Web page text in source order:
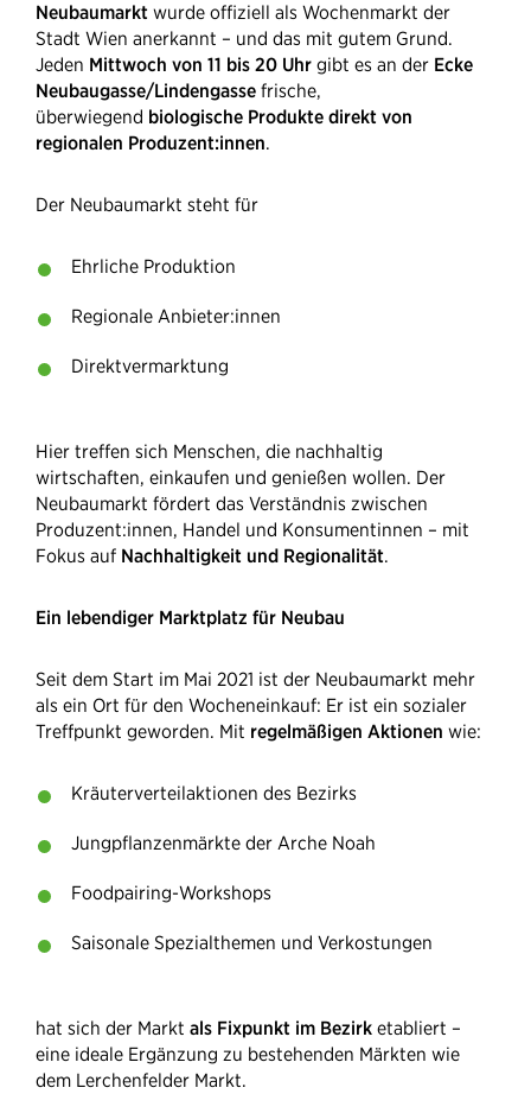
Neubaumarkt wurde offiziell als Wochenmarkt der
Stadt Wien anerkannt – und das mit gutem Grund.
Jeden Mittwoch von 11 bis 20 Uhr gibt es an der Ecke
Neubaugasse/Lindengasse frische,
überwiegend biologische Produkte direkt von
regionalen Produzent:innen.
Der Neubaumarkt steht für
Ehrliche Produktion
Regionale Anbieter:innen
Direktvermarktung
Hier treffen sich Menschen, die nachhaltig
wirtschaften, einkaufen und genießen wollen. Der
Neubaumarkt fördert das Verständnis zwischen
Produzent:innen, Handel und Konsumentinnen – mit
Fokus auf Nachhaltigkeit und Regionalität.
Ein lebendiger Marktplatz für Neubau
Seit dem Start im Mai 2021 ist der Neubaumarkt mehr
als ein Ort für den Wocheneinkauf: Er ist ein sozialer
Treffpunkt geworden. Mit regelmäßigen Aktionen wie:
Kräuterverteilaktionen des Bezirks
Jungpflanzenmärkte der Arche Noah
Foodpairing-Workshops
Saisonale Spezialthemen und Verkostungen
hat sich der Markt als Fixpunkt im Bezirk etabliert –
eine ideale Ergänzung zu bestehenden Märkten wie
dem Lerchenfelder Markt.